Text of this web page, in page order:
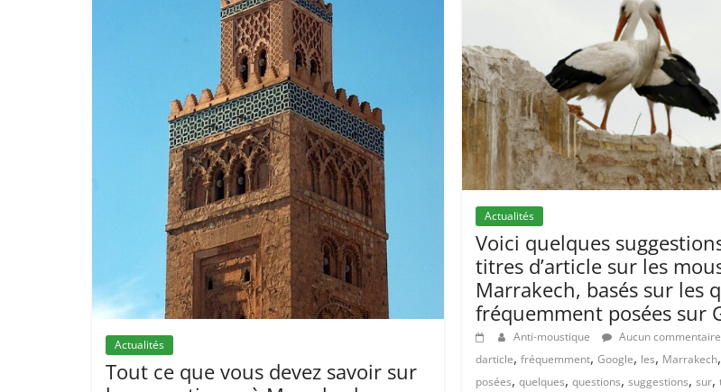
Actualités
Tout ce que vous devez savoir sur
Actualités
Voici quelques
titres d’article sur les
Marrakech, basés sur les
fréquemment posées sur
Anti-moustique Aucun commentaire
darticle,fréquemment,Google, les, Marrakech,
posées,quelques,questions,suggestions,sur,